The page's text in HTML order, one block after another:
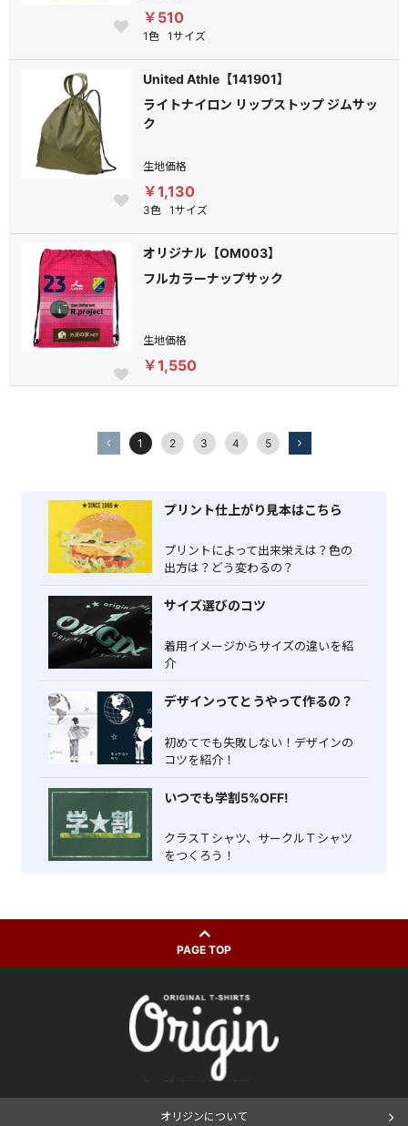
￥510
1色 1サイズ
United Athle【141901】
ライトナイロン リップストップ ジムサッ
ク
生地価格
￥1,130
3色 1サイズ
オリジナル【OM003】
フルカラーナップサック
生地価格
￥1,550
1 2 3 4 5
プリント仕上がり見本はこちら
プリントによって出来栄えは？色の
出方は？どう変わるの？
サイズ選びのコツ
着用イメージからサイズの違いを紹
介
デザインってとうやって作るの？
初めてでも失敗しない！デザインの
コツを紹介！
いつでも学割5%OFF!
クラスＴシャツ、サークルＴシャツ
をつくろう！
PAGE TOP
オリジンについて